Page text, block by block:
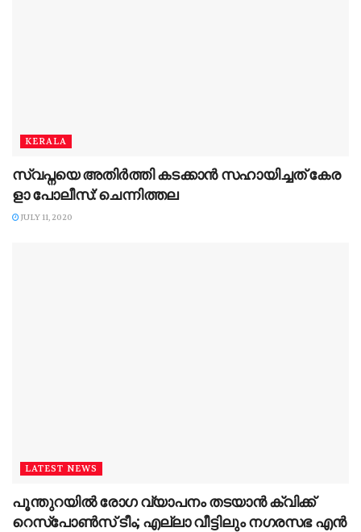
KERALA
സ്വ​പ്ന​യെ അ​തി​ര്‍​ത്തി ക​ട​ക്കാ​ന്‍ സ​ഹാ​യി​ച്ച​ത് കേ​ര​
ളാ പോ​ലീ​സ്: ചെ​ന്നി​ത്ത​ല
JULY 11, 2020
LATEST NEWS
പൂന്തുറയിൽ രോഗ വ്യാപനം തടയാന്‍ ക്വിക്ക്
റെസ്പോണ്‍സ് ടീം; എല്ലാ വീട്ടിലും നഗരസഭ എന്‍